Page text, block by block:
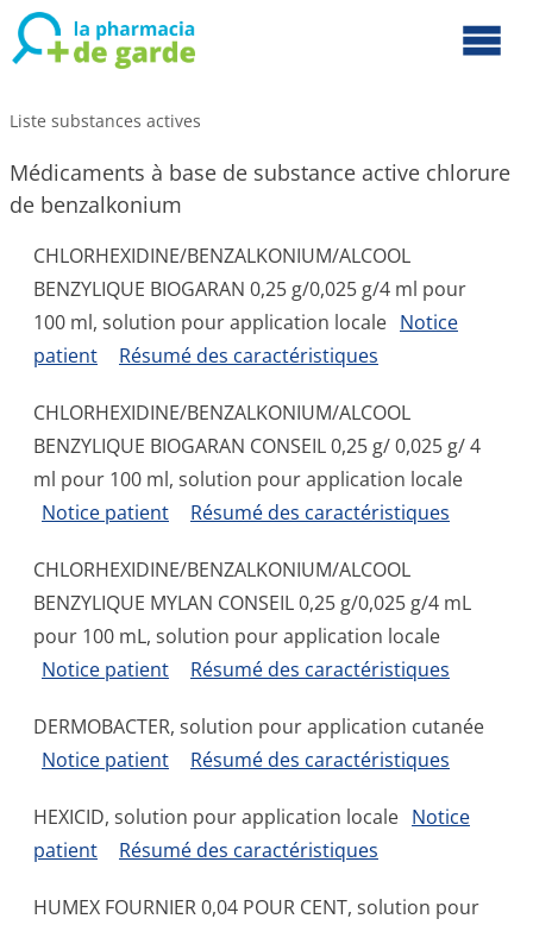
Liste substances actives
Médicaments à base de substance active chlorure
de benzalkonium
CHLORHEXIDINE/BENZALKONIUM/ALCOOL
BENZYLIQUE BIOGARAN 0,25 g/0,025 g/4 ml pour
100 ml, solution pour application locale Notice
patient
Résumé des caractéristiques
CHLORHEXIDINE/BENZALKONIUM/ALCOOL
BENZYLIQUE BIOGARAN CONSEIL 0,25 g/ 0,025 g/ 4
ml pour 100 ml, solution pour application locale
Notice patient
Résumé des caractéristiques
CHLORHEXIDINE/BENZALKONIUM/ALCOOL
BENZYLIQUE MYLAN CONSEIL 0,25 g/0,025 g/4 mL
pour 100 mL, solution pour application locale
Notice patient
Résumé des caractéristiques
DERMOBACTER, solution pour application cutanée
Notice patient
Résumé des caractéristiques
HEXICID, solution pour application locale Notice
patient
Résumé des caractéristiques
HUMEX FOURNIER 0,04 POUR CENT, solution pour